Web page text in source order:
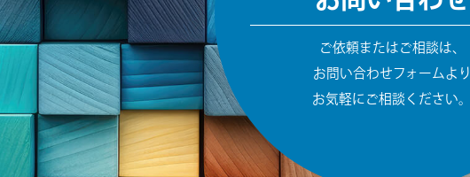
ご依頼またはご相談は、
お問い合わせフォームより
お気軽にご相談ください。